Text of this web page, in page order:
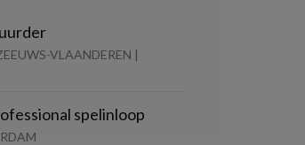
VLAANDEREN |
spelinloop